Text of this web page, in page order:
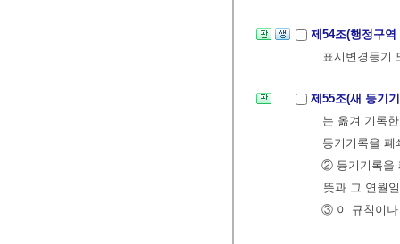
제54조(행정구
표시변경등기
제55조(새 등기
는 옮겨 기록
등기기록을 폐
② 등기기록을
뜻과 그 연월
③ 이 규칙이나